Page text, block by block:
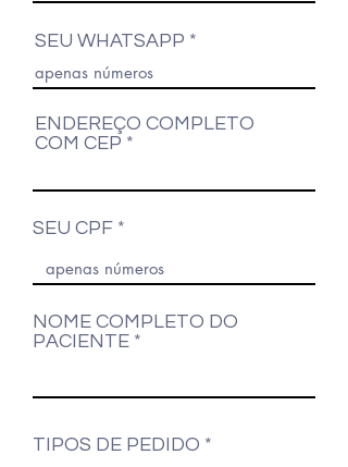
SEU WHATSAPP
ENDEREÇO COMPLETO
COM CEP
SEU CPF
NOME COMPLETO DO
PACIENTE
TIPOS DE PEDIDO *